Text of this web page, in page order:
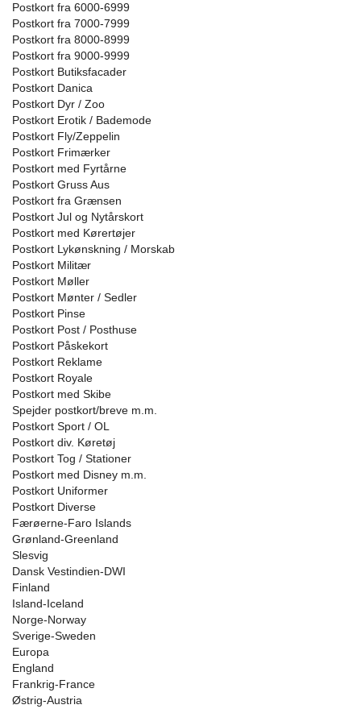
Postkort fra 6000-6999
Postkort fra 7000-7999
Postkort fra 8000-8999
Postkort fra 9000-9999
Postkort Butiksfacader
Postkort Danica
Postkort Dyr / Zoo
Postkort Erotik / Bademode
Postkort Fly/Zeppelin
Postkort Frimærker
Postkort med Fyrtårne
Postkort Gruss Aus
Postkort fra Grænsen
Postkort Jul og Nytårskort
Postkort med Kørertøjer
Postkort Lykønskning / Morskab
Postkort Militær
Postkort Møller
Postkort Mønter / Sedler
Postkort Pinse
Postkort Post / Posthuse
Postkort Påskekort
Postkort Reklame
Postkort Royale
Postkort med Skibe
Spejder postkort/breve m.m.
Postkort Sport / OL
Postkort div. Køretøj
Postkort Tog / Stationer
Postkort med Disney m.m.
Postkort Uniformer
Postkort Diverse
Færøerne-Faro Islands
Grønland-Greenland
Slesvig
Dansk Vestindien-DWI
Finland
Island-Iceland
Norge-Norway
Sverige-Sweden
Europa
England
Frankrig-France
Østrig-Austria